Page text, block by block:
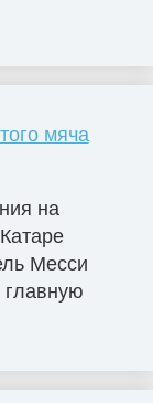
мяча
на
Месси
главную